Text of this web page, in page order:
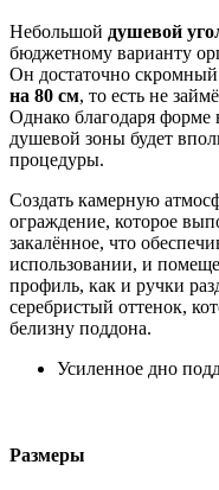
Небольшой душевой
бюджетному варианту
Он достаточно
на 80 см, то есть не
Однако благодаря форме
душевой зоны будет
процедуры.
Создать камерную
ограждение, которое
закалённое, что
использовании, и
профиль, как и ручки
серебристый оттенок,
белизну поддона.
Усиленное дно
Размеры